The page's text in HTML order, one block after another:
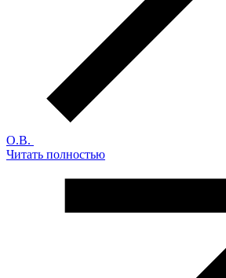
О.В.
Читать полностью